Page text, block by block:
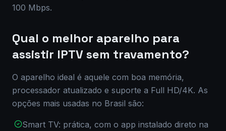
100 Mbps.
Qual o melhor aparelho para
assistir IPTV sem travamento?
O aparelho ideal é aquele com boa memória,
processador atualizado e suporte a Full HD/4K. As
opções mais usadas no Brasil são:
Smart TV: prática, com o app instalado direto na